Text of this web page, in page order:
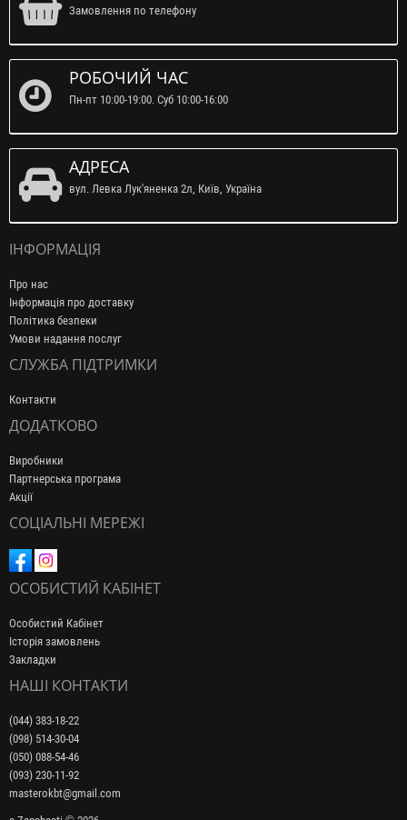
Замовлення по телефону
РОБОЧИЙ ЧАС
Пн-пт 10:00-19:00. Суб 10:00-16:00
АДРЕСА
вул. Левка Лук'яненка 2л, Київ, Україна
ІНФОРМАЦІЯ
Про нас
Інформація про доставку
Політика безпеки
Умови надання послуг
СЛУЖБА ПІДТРИМКИ
Контакти
ДОДАТКОВО
Виробники
Партнерська програма
Акції
СОЦІАЛЬНІ МЕРЕЖІ
ОСОБИСТИЙ КАБІНЕТ
Особистий Кабінет
Історія замовлень
Закладки
НАШІ КОНТАКТИ
(044) 383-18-22
(098) 514-30-04
(050) 088-54-46
(093) 230-11-92
masterokbt@gmail.com